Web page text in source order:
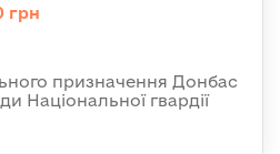
грн
призначення Донбас
Національної гвардії